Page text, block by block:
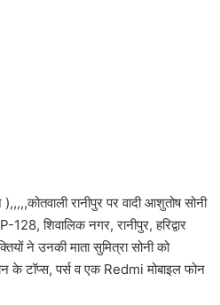
रानीपुर पर वादी आशुतोष सोनी
शिवालिक नगर, रानीपुर, हरिद्वार
ने उनकी माता सुमित्रा सोनी को
के टॉप्स, पर्स व एक Redmi मोबाइल फोन